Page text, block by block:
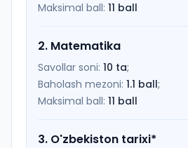
Maksimal ball: 11 ball
2. Matematika
Savollar soni: 10 ta;
Baholash mezoni: 1.1 ball;
Maksimal ball: 11 ball
3. O'zbekiston tarixi*